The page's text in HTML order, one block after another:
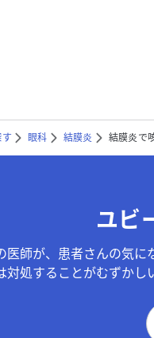
眼科 結膜炎 結膜炎で
ユビ
医師が、患者さんの気に
対処することがむずかし